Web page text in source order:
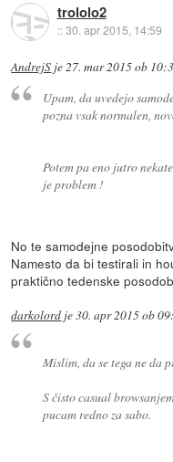
trololo2
::30. apr 2015, 14:59
AndrejS je27. mar 2015 ob
Upam, da uvedejo
pozna vsak normalen,
Potem pa eno jutro
je problem !
No te samodejne
Namesto da bi testirali in
praktično tedenske
darkolord je30. apr 2015 ob
Mislim, da se tega ne da
S čisto casual
pucam redno za sabo.